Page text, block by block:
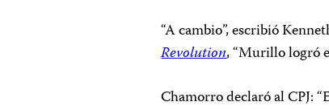
“A cambio”, escribió
Revolution, “Murillo logró
Chamorro declaró al CPJ: